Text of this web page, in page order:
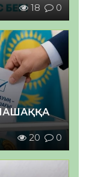
18 0
20 0